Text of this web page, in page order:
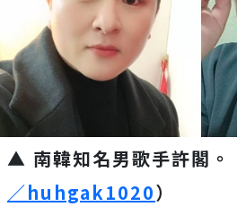
▲ 南韓知名男歌手許閣。
／huhgak1020）